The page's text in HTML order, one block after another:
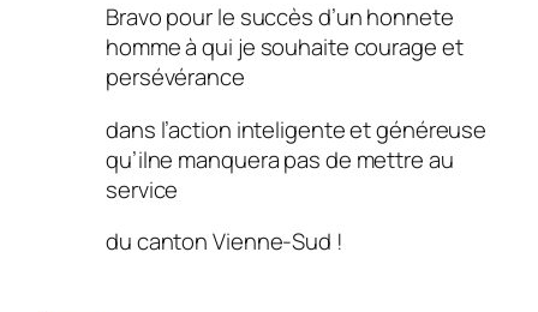
Bravo pour le succès d’un honnete
homme à qui je souhaite courage et
persévérance
dans l’action inteligente et généreuse
qu’ilne manquera pas de mettre au
service
du canton Vienne-Sud !